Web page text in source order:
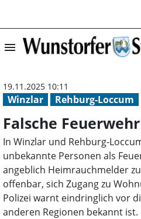
menu
Winzlar Rehburg-Loccum
19.11.2025 10:11
Falsche
In Winzlar und Rehburg-
unbekannte Personen als
angeblich Heimrauchmelder
offenbar, sich Zugang zu
Polizei warnt eindringlich vor
anderen Regionen bekannt